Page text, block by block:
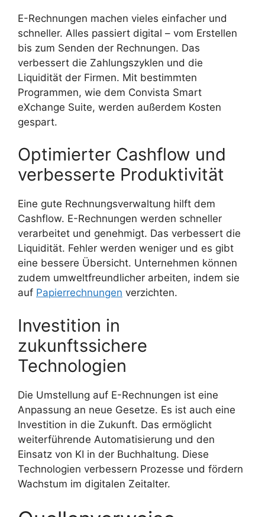
E-Rechnungen machen vieles einfacher und
schneller. Alles passiert digital – vom Erstellen
bis zum Senden der Rechnungen. Das
verbessert die Zahlungszyklen und die
Liquidität der Firmen. Mit bestimmten
Programmen, wie dem Convista Smart
eXchange Suite, werden außerdem Kosten
gespart.
Optimierter Cashflow und
verbesserte Produktivität
Eine gute Rechnungsverwaltung hilft dem
Cashflow. E-Rechnungen werden schneller
verarbeitet und genehmigt. Das verbessert die
Liquidität. Fehler werden weniger und es gibt
eine bessere Übersicht. Unternehmen können
zudem umweltfreundlicher arbeiten, indem sie
auf Papierrechnungen verzichten.
Investition in
zukunftssichere
Technologien
Die Umstellung auf E-Rechnungen ist eine
Anpassung an neue Gesetze. Es ist auch eine
Investition in die Zukunft. Das ermöglicht
weiterführende Automatisierung und den
Einsatz von KI in der Buchhaltung. Diese
Technologien verbessern Prozesse und fördern
Wachstum im digitalen Zeitalter.